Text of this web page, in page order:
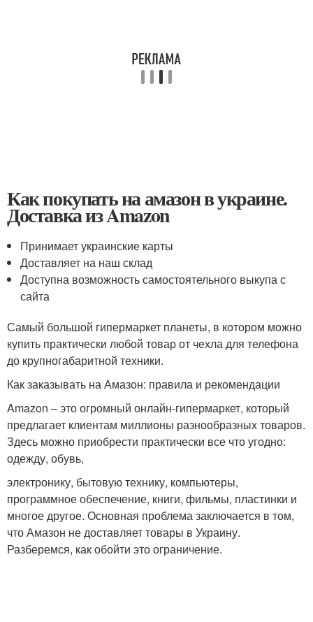
Как покупать на амазон в украине.
Доставка из Amazon
Принимает украинские карты
Доставляет на наш склад
Доступна возможность самостоятельного выкупа с
сайта
Самый большой гипермаркет планеты, в котором можно
купить практически любой товар от чехла для телефона
до крупногабаритной техники.
Как заказывать на Амазон: правила и рекомендации
Amazon – это огромный онлайн-гипермаркет, который
предлагает клиентам миллионы разнообразных товаров.
Здесь можно приобрести практически все что угодно:
одежду, обувь,
электронику, бытовую технику, компьютеры,
программное обеспечение, книги, фильмы, пластинки и
многое другое. Основная проблема заключается в том,
что Амазон не доставляет товары в Украину.
Разберемся, как обойти это ограничение.